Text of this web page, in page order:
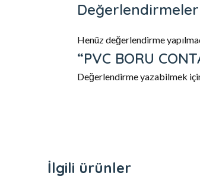
Değerlendirmeler
Henüz değerlendirme
“PVC BORU
Değerlendirme yazabilmek
İlgili ürünler